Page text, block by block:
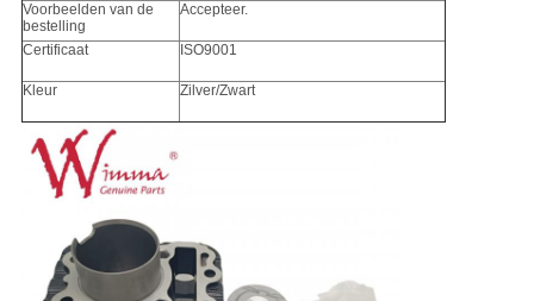
Voorbeelden van de
bestelling
Accepteer.
Certificaat ISO9001
Kleur Zilver/Zwart